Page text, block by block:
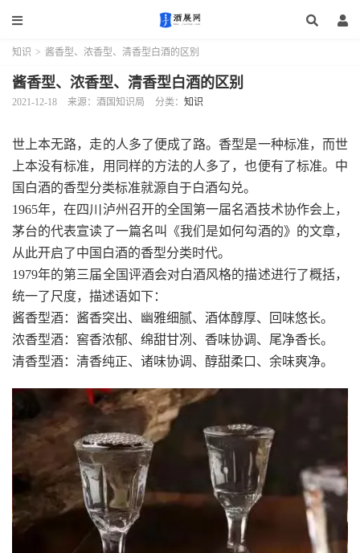
知识 > 酱香型、浓香型、清香型白酒的区别
酱香型、浓香型、清香型白酒的区别
2021-12-18 来源：酒国知识局 分类： 知识
世上本无路，走的人多了便成了路。香型是一种标准，而世
上本没有标准，用同样的方法的人多了，也便有了标准。中
国白酒的香型分类标准就源自于白酒勾兑。
1965年，在四川泸州召开的全国第一届名酒技术协作会上，
茅台的代表宣读了一篇名叫《我们是如何勾酒的》的文章，
从此开启了中国白酒的香型分类时代。
1979年的第三届全国评酒会对白酒风格的描述进行了概括，
统一了尺度，描述语如下：
酱香型酒：酱香突出、幽雅细腻、酒体醇厚、回味悠长。
浓香型酒：窖香浓郁、绵甜甘冽、香味协调、尾净香长。
清香型酒：清香纯正、诸味协调、醇甜柔口、余味爽净。